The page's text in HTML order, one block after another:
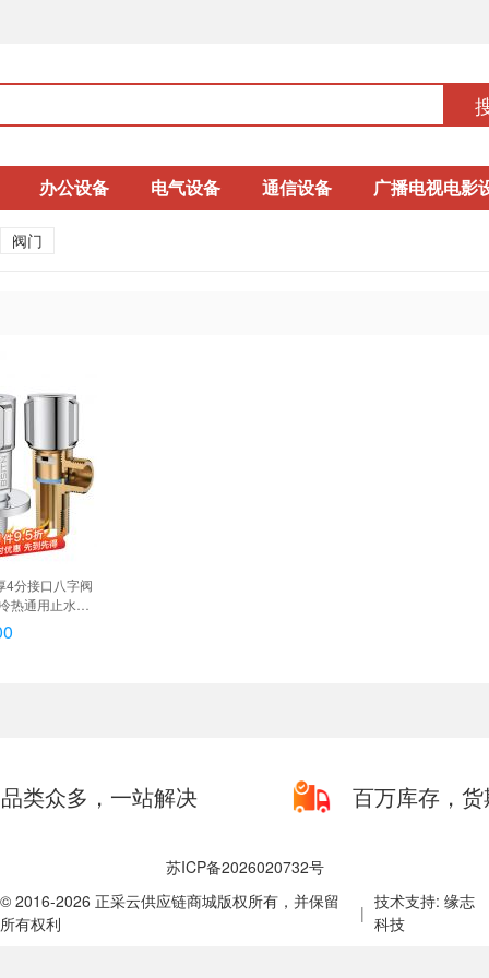
办公设备 电气设备 通信设备 广播电视电影
阀门
4分接口八字阀
热通用止水阀
加厚冷热铜角
品类众多，一站解决 百万库存，
苏ICP备2026020732号
© 2016-2026 正采云供应链商城版权所有，并保留
所有权利
|
技术支持: 缘志
科技